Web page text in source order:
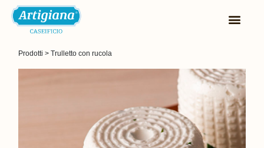
Prodotti > Trulletto con rucola